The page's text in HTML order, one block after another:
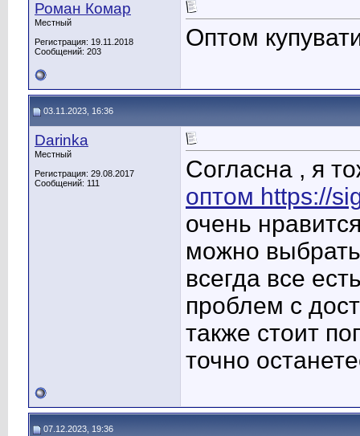
Роман Комар
Местный
Регистрация: 19.11.2018
Сообщений: 203
Оптом
03.11.2023, 16:36
Darinka
Местный
Регистрация: 29.08.2017
Сообщений: 111
Согласна , я
оптом https://
очень
можно
всегда все
проблем с
также стоит
точно
07.12.2023, 19:36